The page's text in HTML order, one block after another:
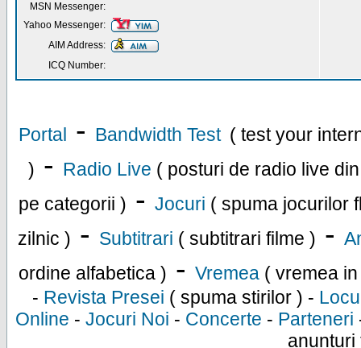
MSN Messenger:
Yahoo Messenger:
AIM Address:
ICQ Number:
Portal - Bandwidth Test ( test your
) - Radio Live ( posturi de radio live
pe categorii ) - Jocuri ( spuma jocurilor
zilnic ) - Subtitrari ( subtitrari filme ) -
ordine alfabetica ) - Vremea ( vremea
- Revista Presei ( spuma stirilor ) -
Online - Jocuri Noi - Concerte - Parteneri
anunturi